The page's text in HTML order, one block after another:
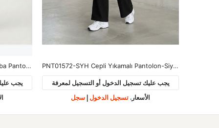
PNT01560-SYH İspanyol Paça Scuba Pantolon-Siyah
يجب
PNT01572-SYH Cepli Yıkamalı Pantolon-Siyah
يجب عليك تسجيل الدخول أو التسجيل لمعرفة
الأسعار. تسجيل الدخول | سجل